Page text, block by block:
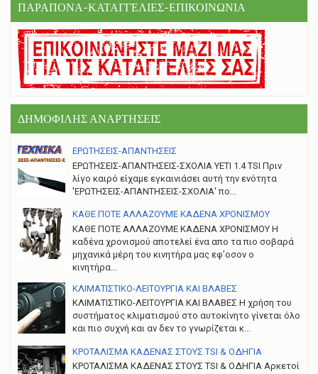
ΠΑΡΑΠΟΝΑ-ΚΑΤΑΓΓΕΛΙΕΣ-ΕΠΙΚΟΙΝΩΝΙΑ
ΔΗΜΟΦΙΛΗΣ ΑΝΑΡΤΗΣΕΙΣ
ΕΡΩΤΗΣΕΙΣ-ΑΠΑΝΤΗΣΕΙΣ
ΕΡΩΤΗΣΕΙΣ-ΑΠΑΝΤΗΣΕΙΣ-ΣΧΟΛΙΑ YETI 1.4 TSI Πριν
λίγο καιρό είχαμε εγκαινιάσει αυτή την ενότητα
'ΕΡΩΤΗΣΕΙΣ-ΑΠΑΝΤΗΣΕΙΣ-ΣΧΟΛΙΑ' πο...
ΚΑΘΕ ΠΟΤΕ ΑΛΛΑΖΟΥΜΕ ΚΑΔΕΝΑ ΧΡΟΝΙΣΜΟΥ
ΚΑΘΕ ΠΟΤΕ ΑΛΛΑΖΟΥΜΕ ΚΑΔΕΝΑ ΧΡΟΝΙΣΜΟΥ Η
καδένα χρονισμού αποτελεί ένα απο τα πιο σοβαρά
μηχανικά μέρη του κινητήρα μας εφ’οσον ο
κινητήρα...
ΚΛΙΜΑΤΙΣΤΙΚΟ-ΛΕΙΤΟΥΡΓΙΑ ΚΑΙ ΒΛΑΒΕΣ
ΚΛΙΜΑΤΙΣΤΙΚΟ-ΛΕΙΤΟΥΡΓΙΑ ΚΑΙ ΒΛΑΒΕΣ H χρήση του
συστήματος κλιματισμού στο αυτοκίνητο γίνεται όλο
και πιο συχνή και αν δεν το γνωρίζεται κ...
ΚΡΟΤΑΛΙΣΜΑ ΚΑΔΕΝΑΣ ΣΤΟΥΣ TSI & ΟΔΗΓΙΑ
ΚΡΟΤΑΛΙΣΜΑ ΚΑΔΕΝΑΣ ΣΤΟΥΣ TSI & ΟΔΗΓΙΑ Αρκετοί